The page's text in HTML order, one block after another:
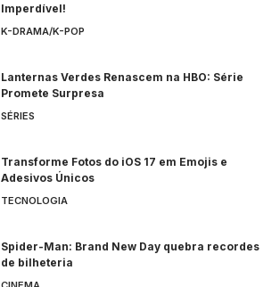
Imperdível!
K-DRAMA/K-POP
Lanternas Verdes Renascem na HBO: Série
Promete Surpresa
SÉRIES
Transforme Fotos do iOS 17 em Emojis e
Adesivos Únicos
TECNOLOGIA
Spider-Man: Brand New Day quebra recordes
de bilheteria